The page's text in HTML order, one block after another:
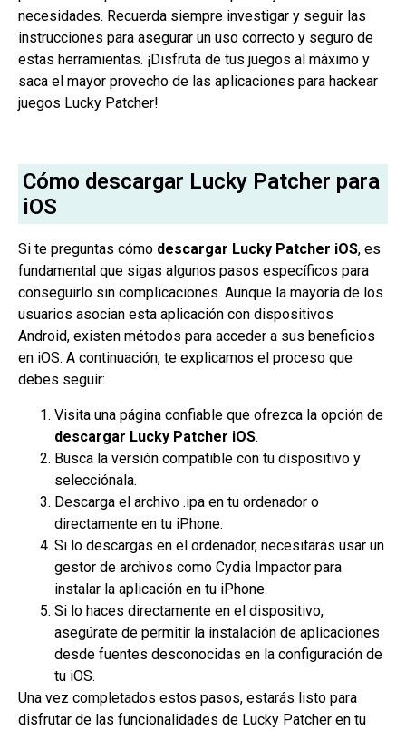
necesidades. Recuerda siempre investigar y seguir las
instrucciones para asegurar un uso correcto y seguro de
estas herramientas. ¡Disfruta de tus juegos al máximo y
saca el mayor provecho de las aplicaciones para hackear
juegos Lucky Patcher!
Cómo descargar Lucky Patcher para
iOS
Si te preguntas cómo descargar Lucky Patcher iOS, es
fundamental que sigas algunos pasos específicos para
conseguirlo sin complicaciones. Aunque la mayoría de los
usuarios asocian esta aplicación con dispositivos
Android, existen métodos para acceder a sus beneficios
en iOS. A continuación, te explicamos el proceso que
debes seguir:
Visita una página confiable que ofrezca la opción de
descargar Lucky Patcher iOS.
Busca la versión compatible con tu dispositivo y
selecciónala.
Descarga el archivo .ipa en tu ordenador o
directamente en tu iPhone.
Si lo descargas en el ordenador, necesitarás usar un
gestor de archivos como Cydia Impactor para
instalar la aplicación en tu iPhone.
Si lo haces directamente en el dispositivo,
asegúrate de permitir la instalación de aplicaciones
desde fuentes desconocidas en la configuración de
tu iOS.
Una vez completados estos pasos, estarás listo para
disfrutar de las funcionalidades de Lucky Patcher en tu